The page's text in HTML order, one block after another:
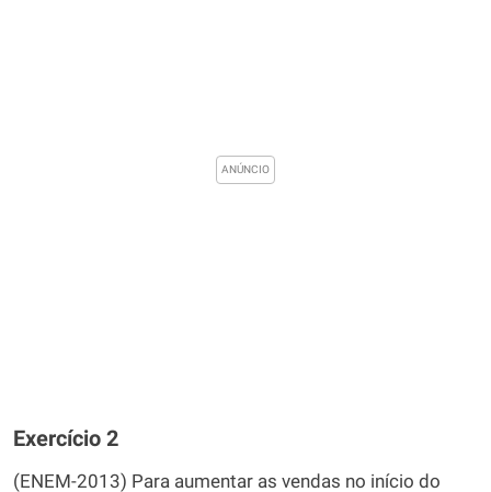
Exercício 2
(ENEM-2013) Para aumentar as vendas no início do